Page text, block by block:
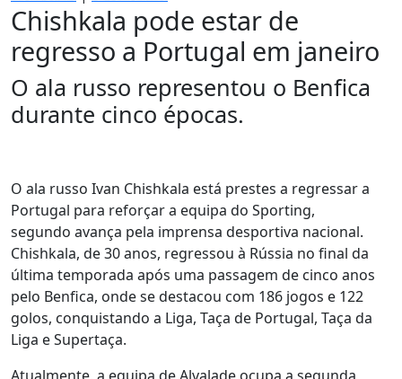
Chishkala pode estar de
regresso a Portugal em janeiro
O ala russo representou o Benfica
durante cinco épocas.
O ala russo Ivan Chishkala está prestes a regressar a
Portugal para reforçar a equipa do Sporting,
segundo avança pela imprensa desportiva nacional.
Chishkala, de 30 anos, regressou à Rússia no final da
última temporada após uma passagem de cinco anos
pelo Benfica, onde se destacou com 186 jogos e 122
golos, conquistando a Liga, Taça de Portugal, Taça da
Liga e Supertaça.